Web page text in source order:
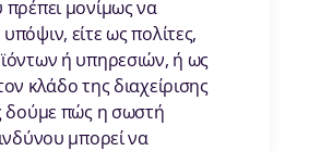
μονίμως να
είτε ως πολίτες,
ή υπηρεσιών, ή ως
κλάδο της διαχείρισης
δούμε πώς η σωστή
μπορεί να